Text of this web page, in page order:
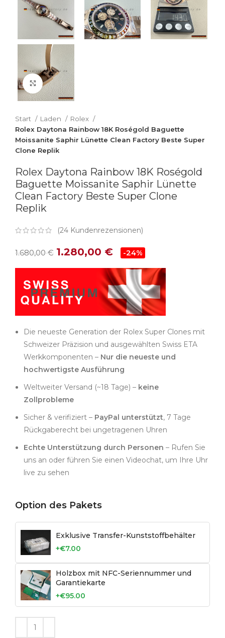
Zum Vergrößern klicken
Start Laden
Rolex
Rolex Daytona Rainbow 18K Roségold Baguette
Moissanite Saphir Lünette Clean Factory Beste Super
Clone Replik
Rolex Daytona Rainbow 18K Roségold
Baguette Moissanite Saphir Lünette
Clean Factory Beste Super Clone
Replik
(24 Kundenrezensionen)
1.680,00€ 1.280,00 € -24%
Die neueste Generation der Rolex Super Clones mit
Schweizer Präzision und ausgewählten Swiss ETA
Werkkomponenten – Nur die neueste und
hochwertigste Ausführung
Weltweiter Versand (~18 Tage) – keine
Zollprobleme
Sicher & verifiziert – PayPal unterstützt, 7 Tage
Rückgaberecht bei ungetragenen Uhren
Echte Unterstützung durch Personen – Rufen Sie
uns an oder führen Sie einen Videochat, um Ihre Uhr
live zu sehen
Option des Pakets
Exklusive Transfer-Kunststoffbehälter
+€7.00
Holzbox mit NFC-Seriennummer und
Garantiekarte
+€95.00